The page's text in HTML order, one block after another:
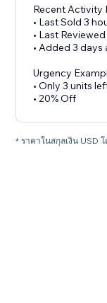
Recent Activity
• Last Sold 3
• Last
• Added 3 days
Urgency
• Only 3 units
• 20% Off
* ราคาในสกุลเงิน USD